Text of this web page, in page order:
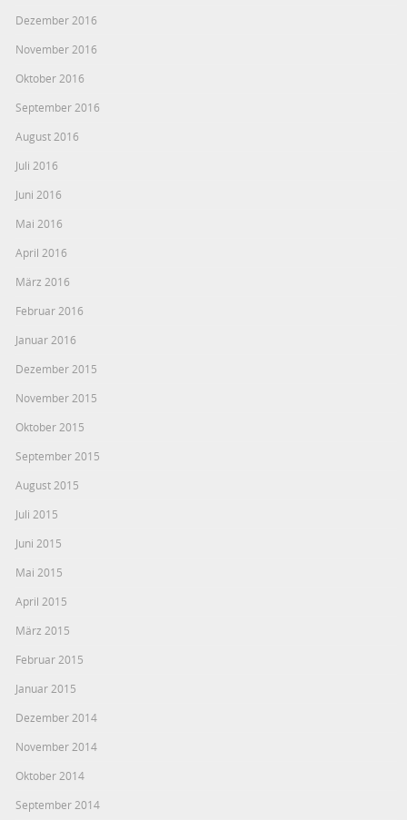
Dezember 2016
November 2016
Oktober 2016
September 2016
August 2016
Juli 2016
Juni 2016
Mai 2016
April 2016
März 2016
Februar 2016
Januar 2016
Dezember 2015
November 2015
Oktober 2015
September 2015
August 2015
Juli 2015
Juni 2015
Mai 2015
April 2015
März 2015
Februar 2015
Januar 2015
Dezember 2014
November 2014
Oktober 2014
September 2014